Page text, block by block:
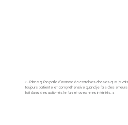
« J’aime qu’on parle d’avance de certaines choses que je
toujours patiente et compréhensive quand je fais des
fait dans des activités le fun et avec mes intérêts. »